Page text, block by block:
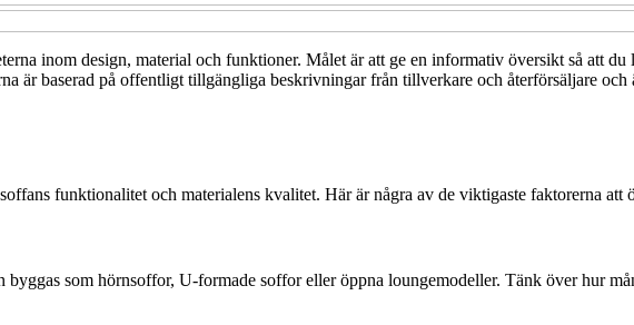
inom design, material och funktioner. Målet är att ge en informativ översikt så att
är baserad på offentligt tillgängliga beskrivningar från tillverkare och återförsäljare och
funktionalitet och materialens kvalitet. Här är några av de viktigaste faktorerna att
som hörnsoffor, U-formade soffor eller öppna loungemodeller. Tänk över hur